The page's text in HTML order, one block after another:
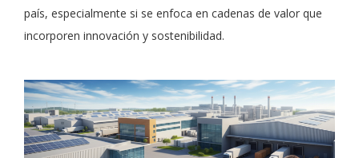
país, especialmente si se enfoca en cadenas de valor que
incorporen innovación y sostenibilidad.